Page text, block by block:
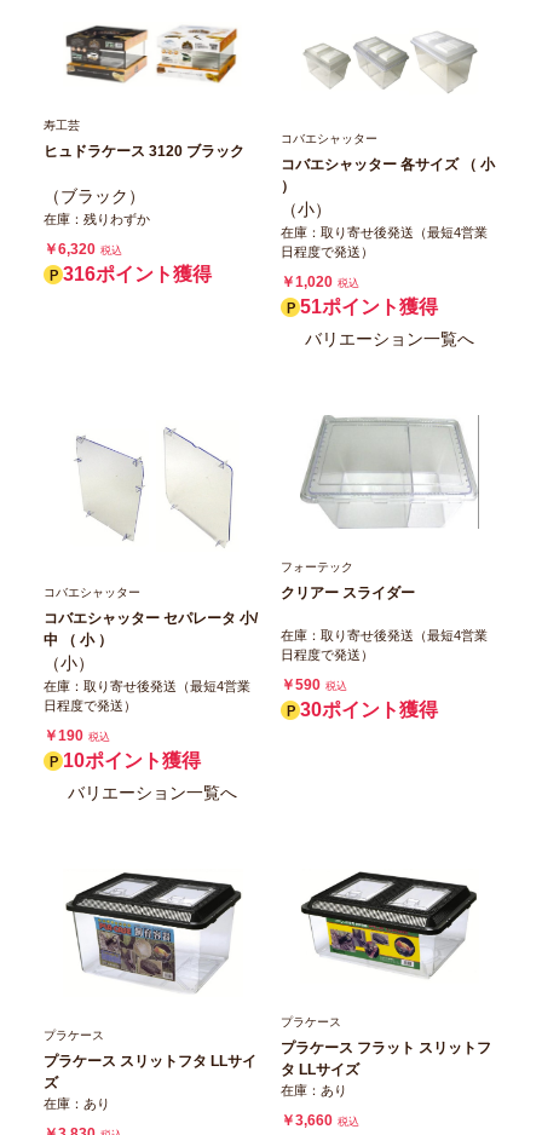
寿工芸
ヒュドラケース 3120 ブラック
（ブラック）
在庫：残りわずか
￥6,320 税込
316ポイント獲得
コバエシャッター
コバエシャッター 各サイズ （ 小
）
（小）
在庫：取り寄せ後発送（最短4営業
日程度で発送）
￥1,020 税込
51ポイント獲得
バリエーション一覧へ
コバエシャッター
コバエシャッター セパレータ 小/
中 （ 小 ）
（小）
在庫：取り寄せ後発送（最短4営業
日程度で発送）
￥190 税込
10ポイント獲得
バリエーション一覧へ
フォーテック
クリアー スライダー
在庫：取り寄せ後発送（最短4営業
日程度で発送）
￥590 税込
30ポイント獲得
プラケース
プラケース スリットフタ LLサイ
ズ
在庫：あり
プラケース
プラケース フラット スリットフ
タ LLサイズ
在庫：あり
￥3,660 税込